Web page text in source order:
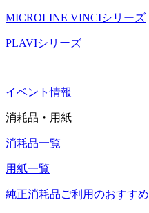
MICROLINE VINCIシリーズ
PLAVIシリーズ
イベント情報
消耗品・用紙
消耗品一覧
用紙一覧
純正消耗品ご利用のおすすめ